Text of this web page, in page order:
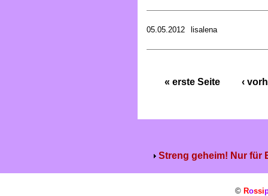
05.05.2012 lisalena
« erste Seite ‹
Streng geheim! Nur für
© Rossi